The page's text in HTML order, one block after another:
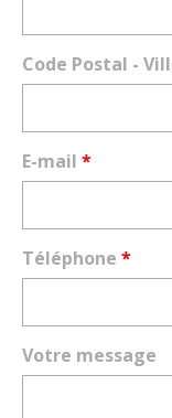
Code Postal -
E-mail *
Téléphone *
Votre message